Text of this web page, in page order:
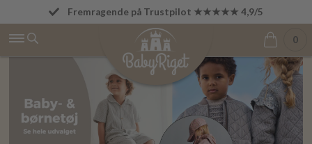
Fremragende på Trustpilot ★★★★★ 4,9/5
Betal først den 1. i næste måned
0